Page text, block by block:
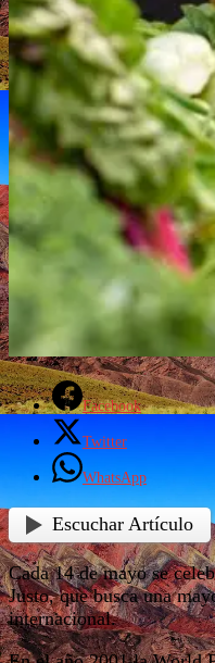
Facebook
Twitter
WhatsApp
Escuchar Artículo
Cada 14 de mayo se
Justo, que busca una
internacional.